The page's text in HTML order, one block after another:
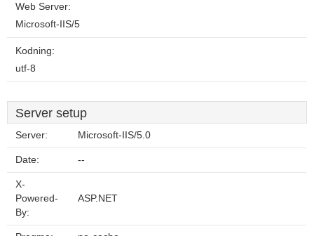
Web Server:
Microsoft-IIS/5
Kodning:
utf-8
Server setup
Server: Microsoft-IIS/5.0
Date: --
X-
Powered-
By:
ASP.NET